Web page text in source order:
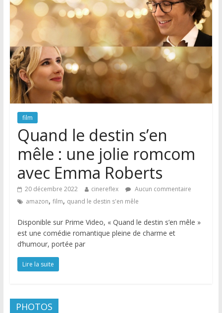
film
Quand le destin s’en
mêle : une jolie romcom
avec Emma Roberts
20 décembre 2022 cinereflex
Aucun commentaire
amazon, film, quand le destin s'en mêle
Disponible sur Prime Video, « Quand le destin s’en mêle »
est une comédie romantique pleine de charme et
d’humour, portée par
Lire la suite
PHOTOS